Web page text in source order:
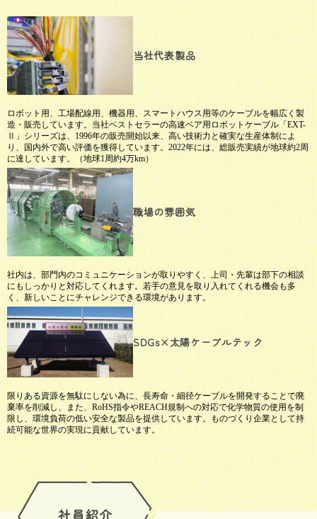
当社代表製品
ロボット用、工場配線用、機器用、スマートハウス用等のケーブルを幅広く製
造・販売しています。当社ベストセラーの高速ベア用ロボットケーブル「EXT-
Ⅱ」シリーズは、1996年の販売開始以来、高い技術力と確実な生産体制によ
り、国内外で高い評価を獲得しています。2022年には、総販売実績が地球約2周
に達しています。（地球1周約4万km）
職場の雰囲気
社内は、部門内のコミュニケーションが取りやすく、上司・先輩は部下の相談
にもしっかりと対応してくれます。若手の意見を取り入れてくれる機会も多
く、新しいことにチャレンジできる環境があります。
SDGs×太陽ケーブルテック
限りある資源を無駄にしない為に、長寿命・細径ケーブルを開発することで廃
棄率を削減し、また、RoHS指令やREACH規制への対応で化学物質の使用を制
限し、環境負荷の低い安全な製品を提供しています。ものづくり企業として持
続可能な世界の実現に貢献しています。